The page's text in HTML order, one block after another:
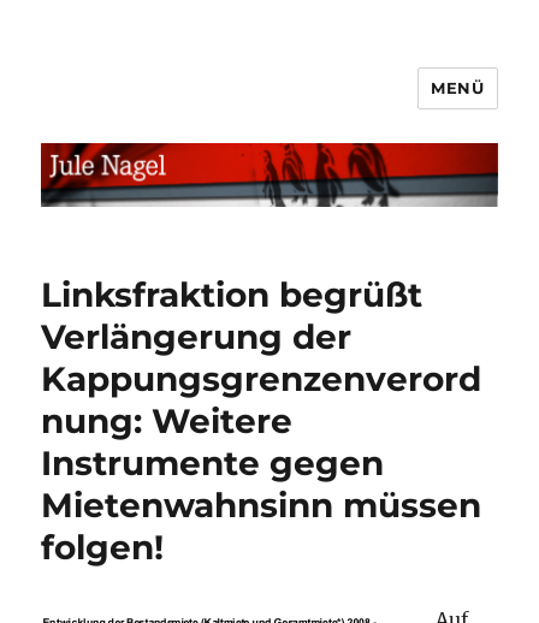
MENÜ
Linksfraktion begrüßt
Verlängerung der
Kappungsgrenzenverord
nung: Weitere
Instrumente gegen
Mietenwahnsinn müssen
folgen!